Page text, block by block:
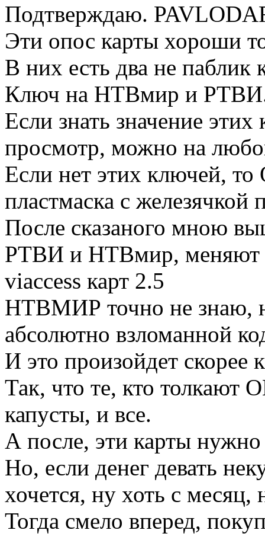
Подтверждаю.
Эти опос карты хороши
В них есть два не паблик
Ключ на НТВмир и
Если знать значение
просмотр, можно на
Если нет этих ключей,
пластмаска с железячкой
После сказаного мною
РТВИ и НТВмир, меняют
viaccess карт 2.5
НТВМИР точно не знаю,
абсолютно взломанной
И это произойдет скорее
Так, что те, кто толкают
капусты, и все.
А после, эти карты
Но, если денег девать
хочется, ну хоть с месяц,
Тогда смело вперед,